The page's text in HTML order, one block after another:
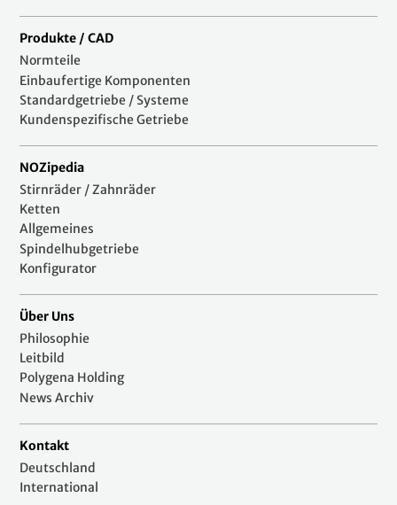
Produkte / CAD
Normteile
Einbaufertige Komponenten
Standardgetriebe / Systeme
Kundenspezifische Getriebe
NOZipedia
Stirnräder / Zahnräder
Ketten
Allgemeines
Spindelhubgetriebe
Konfigurator
Über Uns
Philosophie
Leitbild
Polygena Holding
News Archiv
Kontakt
Deutschland
International